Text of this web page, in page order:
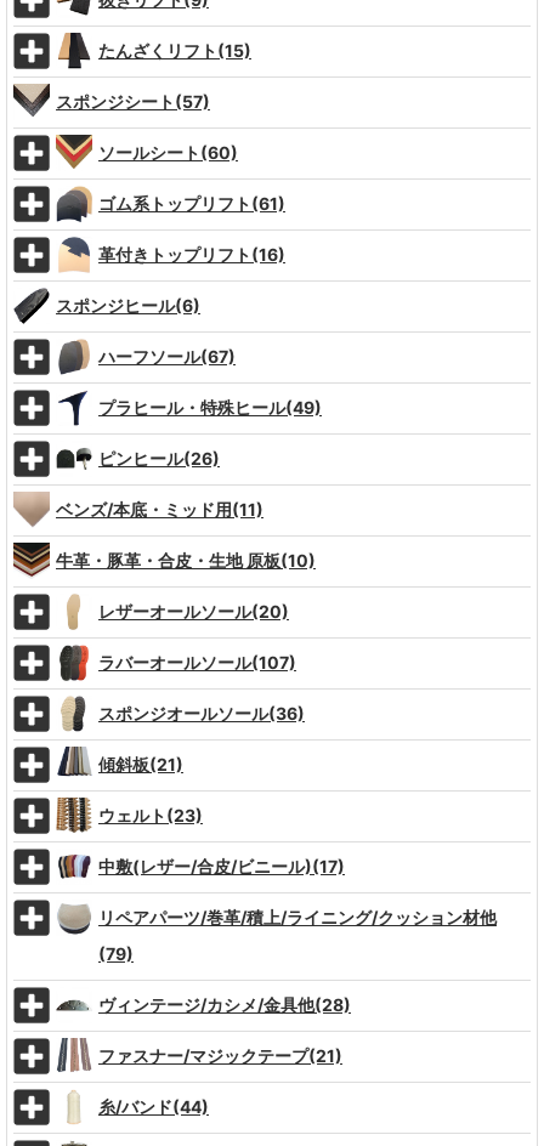
たんざくリフト(15)
スポンジシート(57)
ソールシート(60)
ゴム系トップリフト(61)
革付きトップリフト(16)
スポンジヒール(6)
ハーフソール(67)
プラヒール・特殊ヒール(49)
ピンヒール(26)
ベンズ/本底・ミッド用(11)
牛革・豚革・合皮・生地 原板(10)
レザーオールソール(20)
ラバーオールソール(107)
スポンジオールソール(36)
傾斜板(21)
ウェルト(23)
中敷(レザー/合皮/ビニール)(17)
リペアパーツ/巻革/積上/ライニング/クッション材他
(79)
ヴィンテージ/カシメ/金具他(28)
ファスナー/マジックテープ(21)
糸/バンド(44)